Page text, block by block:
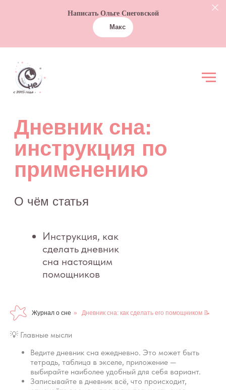
Написать Ольге Снеговской
Макс
Инструкция, как
сделать дневник
помощников
Дневник сна:
применению
О чём статья
Журнал о сне » Дневник сна: как сделать его помощником 📝
💡 Главные мысли
Ведите дневник сна ежедневно. Это может быть
тетрадь, таблица в экселе, приложение —
выбирайте наиболее удобный для себя вариант.
Записывайте в дневник всё, что происходит,